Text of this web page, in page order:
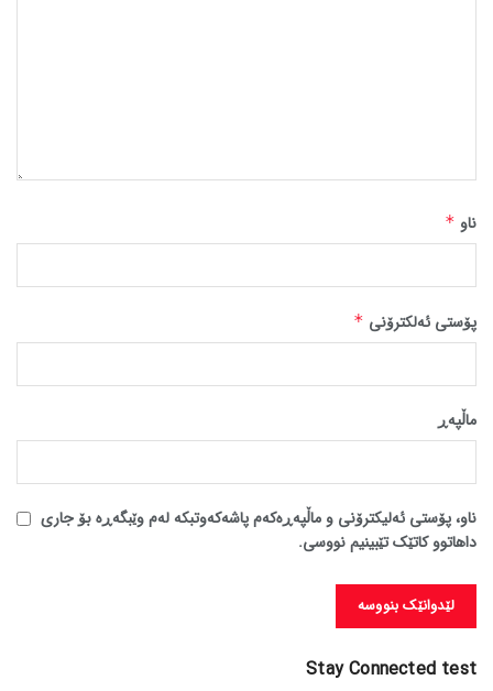
ناو *
پۆستی ئەلکترۆنی *
ماڵپه‌ڕ
ناو، پۆستی ئەلیکترۆنی و ماڵپەڕەکەم پاشەکەوتبکە لەم وێبگەڕە بۆ جاری
داهاتوو کاتێک تێبینیم نووسی.
Stay Connected test